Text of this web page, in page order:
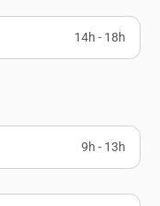
14h - 18h
9h - 13h